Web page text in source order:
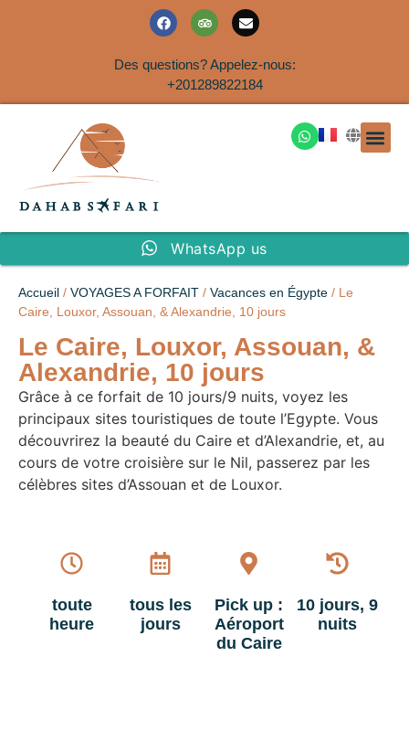
Des questions? Appelez-nous:
+201289822184
WhatsApp us
Accueil / VOYAGES A FORFAIT / Vacances en Égypte / Le
Caire, Louxor, Assouan, & Alexandrie, 10 jours
Le Caire, Louxor, Assouan, &
Alexandrie, 10 jours
Grâce à ce forfait de 10 jours/9 nuits, voyez les
principaux sites touristiques de toute l’Egypte. Vous
découvrirez la beauté du Caire et d’Alexandrie, et, au
cours de votre croisière sur le Nil, passerez par les
célèbres sites d’Assouan et de Louxor.
toute
heure
tous les
jours
Pick up :
Aéroport
du Caire
10 jours, 9
nuits